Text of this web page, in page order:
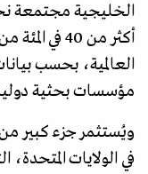
أكثر من 40
العالمية، بحسب
مؤسسات بحثية
ويُستثمر جزء كبير
في الولايات